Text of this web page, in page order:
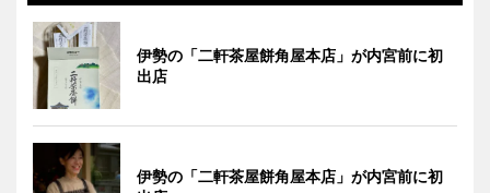
伊勢の「二軒茶屋餅角屋本店」が内宮前に初
出店
伊勢の「二軒茶屋餅角屋本店」が内宮前に初